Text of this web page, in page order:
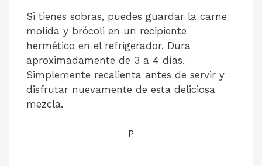
Si tienes sobras, puedes guardar la carne
molida y brócoli en un recipiente
hermético en el refrigerador. Dura
aproximadamente de 3 a 4 días.
Simplemente recalienta antes de servir y
disfrutar nuevamente de esta deliciosa
mezcla.
P